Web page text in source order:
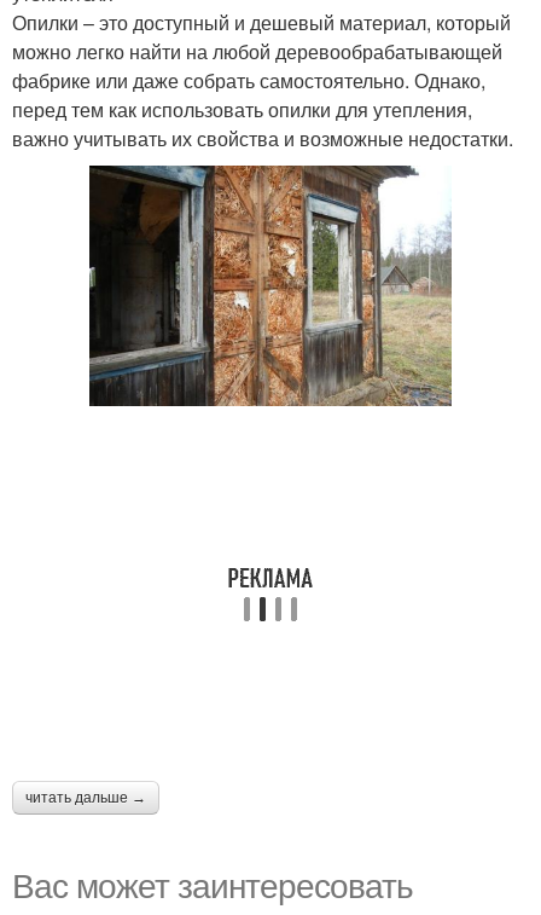
Опилки – это доступный и дешевый материал, который
можно легко найти на любой деревообрабатывающей
фабрике или даже собрать самостоятельно. Однако,
перед тем как использовать опилки для утепления,
важно учитывать их свойства и возможные недостатки.
читать дальше →
Вас может заинтересовать